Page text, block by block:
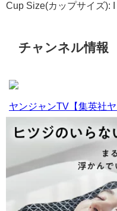
Cup Size(カップサイズ): I
チャンネル情報
ヤンジャンTV【集英社